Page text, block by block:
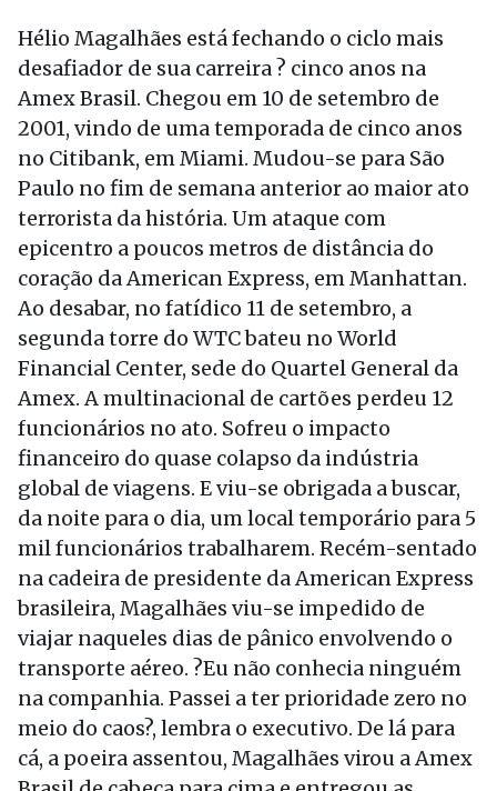
Hélio Magalhães está fechando o ciclo mais
desafiador de sua carreira ? cinco anos na
Amex Brasil. Chegou em 10 de setembro de
2001, vindo de uma temporada de cinco anos
no Citibank, em Miami. Mudou-se para São
Paulo no fim de semana anterior ao maior ato
terrorista da história. Um ataque com
epicentro a poucos metros de distância do
coração da American Express, em Manhattan.
Ao desabar, no fatídico 11 de setembro, a
segunda torre do WTC bateu no World
Financial Center, sede do Quartel General da
Amex. A multinacional de cartões perdeu 12
funcionários no ato. Sofreu o impacto
financeiro do quase colapso da indústria
global de viagens. E viu-se obrigada a buscar,
da noite para o dia, um local temporário para 5
mil funcionários trabalharem. Recém-sentado
na cadeira de presidente da American Express
brasileira, Magalhães viu-se impedido de
viajar naqueles dias de pânico envolvendo o
transporte aéreo. ?Eu não conhecia ninguém
na companhia. Passei a ter prioridade zero no
meio do caos?, lembra o executivo. De lá para
cá, a poeira assentou, Magalhães virou a Amex